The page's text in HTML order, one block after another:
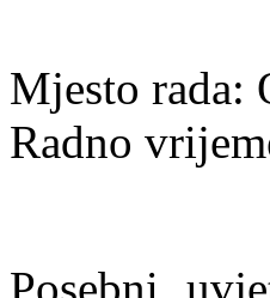
Mjesto rada:
Radno
Posebni